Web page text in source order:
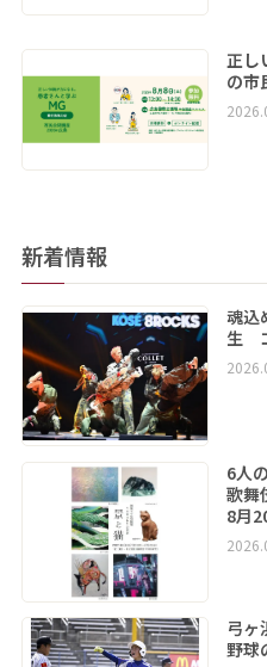
正し
の市
新着情報
魂込
生
6人
歌舞
8月
弓
野球